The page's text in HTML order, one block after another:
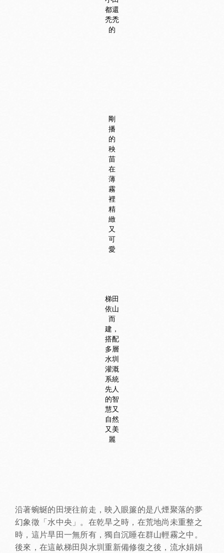
都還
禿禿
的
剛
播
的
秧
苗
在
薄
霧
裡
精
緻
又
可
愛
梯田
依山
而
建，
搭配
多層
水圳
灌溉
系統
先人
的智
慧又
自然
又美
麗
沿著蜿蜒的田埂往前走，映入眼簾的是八煙聚落的夢
幻象徵「水中央」。在乾旱之時，在荒地尚未重整之
時，這片旱田一無所有，獨自沉睡在群山輕霧之中。
後來，在這畝梯田與水圳重新備修復之後，流水娟娟